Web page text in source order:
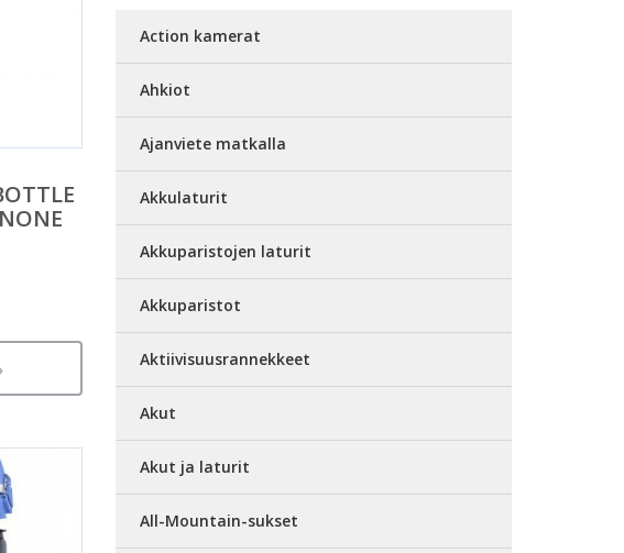
Action kamerat
Ahkiot
Ajanviete matkalla
Akkulaturit
Akkuparistojen laturit
Akkuparistot
Aktiivisuusrannekkeet
Akut
Akut ja laturit
All-Mountain-sukset